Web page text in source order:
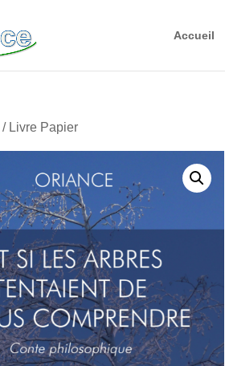
Accueil
/ Livre Papier